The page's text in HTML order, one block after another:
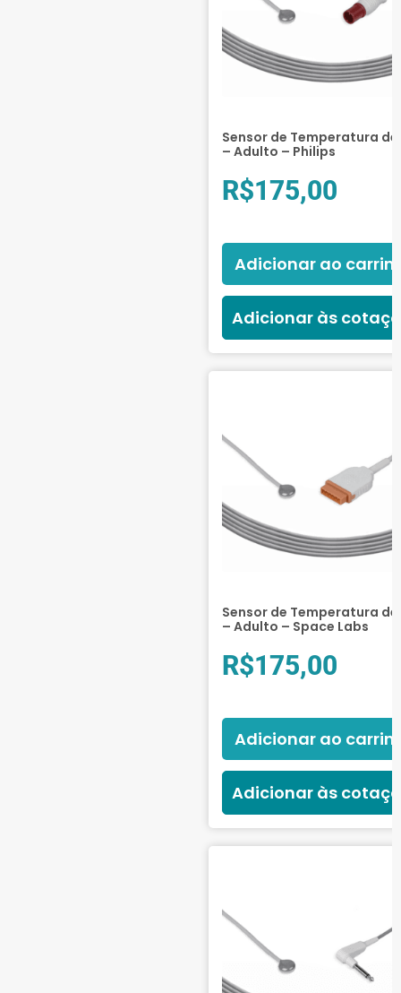
Sensor de Temperatura de
– Adulto – Philips
R$175,00
Adicionar ao
Adicionar às
Sensor de Temperatura de
– Adulto – Space Labs
R$175,00
Adicionar ao
Adicionar às